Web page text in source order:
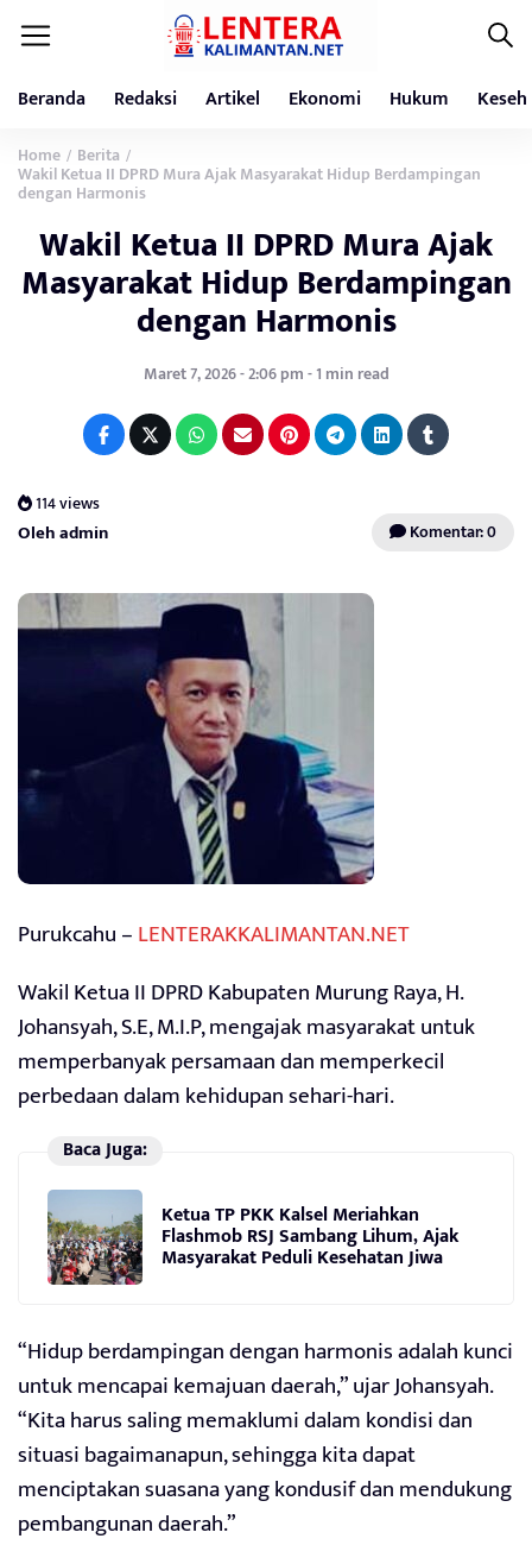
Beranda Redaksi Artikel Ekonomi Hukum
Home / Berita /
Wakil Ketua II DPRD Mura Ajak Masyarakat Hidup Berdampingan
dengan Harmonis
Wakil Ketua II DPRD Mura Ajak
Masyarakat Hidup Berdampingan
dengan Harmonis
Maret 7, 2026 - 2:06 pm - 1 min read
114 views
Oleh admin Komentar: 0
Purukcahu –LENTERAKKALIMANTAN.NET
Wakil Ketua II DPRD Kabupaten Murung Raya, H.
Johansyah, S.E, M.I.P, mengajak masyarakat untuk
memperbanyak persamaan dan memperkecil
perbedaan dalam kehidupan sehari-hari.
Baca Juga:
Ketua TP PKK Kalsel Meriahkan
Flashmob RSJ Sambang Lihum, Ajak
Masyarakat Peduli Kesehatan Jiwa
“Hidup berdampingan dengan harmonis adalah kunci
untuk mencapai kemajuan daerah,” ujar Johansyah.
“Kita harus saling memaklumi dalam kondisi dan
situasi bagaimanapun, sehingga kita dapat
menciptakan suasana yang kondusif dan mendukung
pembangunan daerah.”